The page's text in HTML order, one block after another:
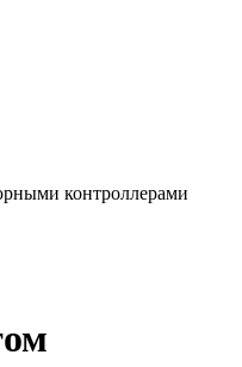
контроллерами